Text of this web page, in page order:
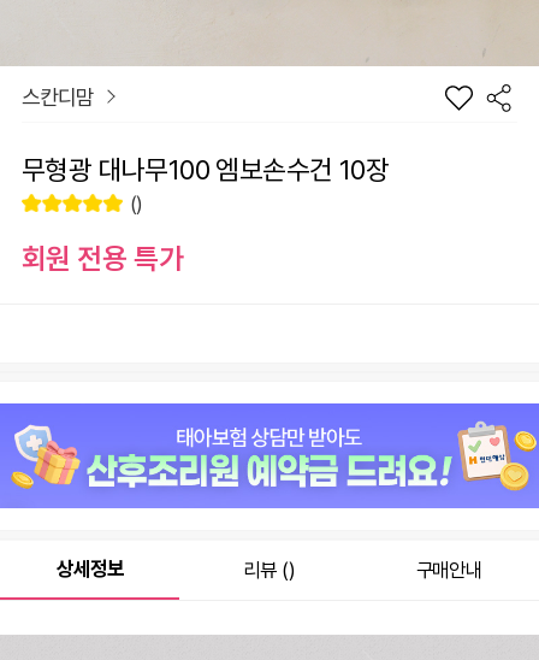
스칸디맘
무형광 대나무100 엠보손수건 10장
()
회원 전용 특가
총 상품 금액 0원
바
니
선
하
기
상세정보 리뷰 () 구매안내